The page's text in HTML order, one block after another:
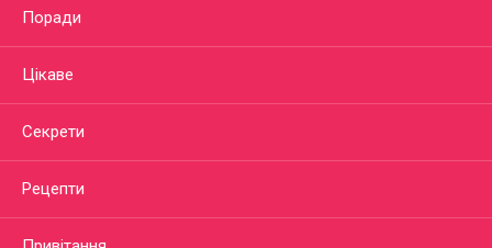
Поради
Цікаве
Секрети
Рецепти